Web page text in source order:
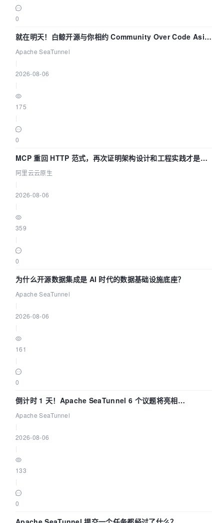
0
就在明天！白鲸开源与你相约 Community Over Code Asia
2026 主题演讲！
Apache SeaTunnel
2026-08-06
175
0
MCP 重回 HTTP 范式，再次证明架构设计和工程实践才是稀
缺资源
阿里云云原生
2026-08-06
359
0
为什么开源数据集成是 AI 时代的数据基础设施底座？
Apache SeaTunnel
2026-08-06
161
0
倒计时 1 天！Apache SeaTunnel 6 个议题将亮相
Community Over Code Asia 2026
Apache SeaTunnel
2026-08-06
133
0